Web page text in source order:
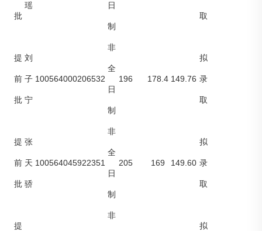
批
瑶 日
制
取
提
前
批
刘
子
宁
100564000206532
非
全
日
制
196 178.4 149.76
拟
录
取
提
前
批
张
天
骄
100564045922351
非
全
日
制
205 169 149.60
拟
录
取
提
非
拟